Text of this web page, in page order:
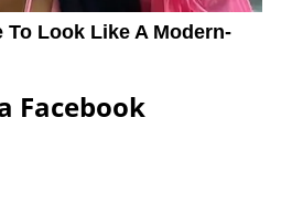
Facebook